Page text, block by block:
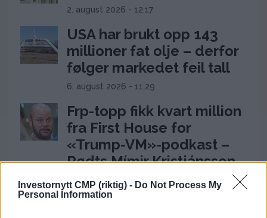
Investornytt CMP (riktig) - Do Not Process My
Personal Information
2. august 2026 - 12:17
USA har brukt opp 143
millioner fat olje – derfor
følger markedet feil tall
6. august 2026 - 11:29
Frp-topp fikk kvart million
fra First House for
«Trump-VM»-podkast –
Rødts Mímir Kristjánsson
raser
22. juli 2026 - 09:00